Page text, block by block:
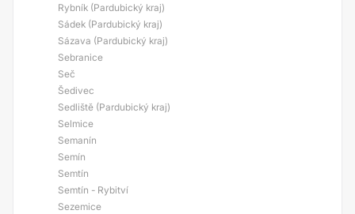
Rybník (Pardubický kraj)
Sádek (Pardubický kraj)
Sázava (Pardubický kraj)
Sebranice
Seč
Šedivec
Sedliště (Pardubický kraj)
Selmice
Semanín
Semín
Semtín
Semtín - Rybitví
Sezemice